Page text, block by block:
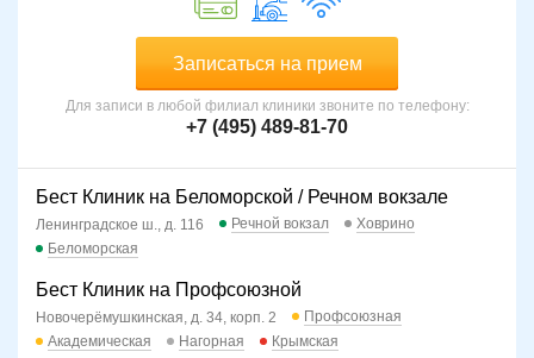
Записаться на прием
Для записи в любой филиал клиники звоните по телефону:
+7 (495) 489-81-70
Бест Клиник на Беломорской / Речном вокзале
Ленинградское ш., д. 116 Речной вокзал
Ховрино
Беломорская
Бест Клиник на Профсоюзной
Новочерёмушкинская, д. 34, корп. 2
Профсоюзная
Академическая
Нагорная Крымская